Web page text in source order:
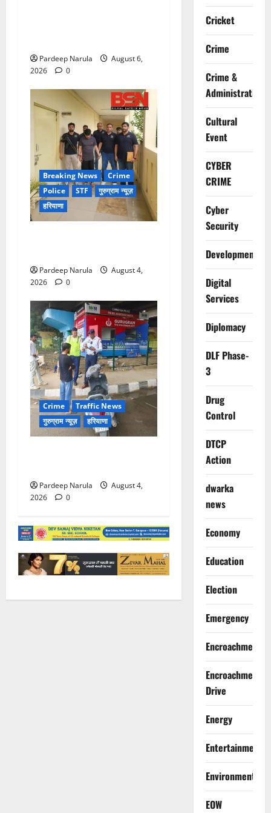
Pardeep Narula
August 6,
2026
0
Breaking News
Crime
Police
STF
गुरुग्राम न्यूज़
हरियाणा
Pardeep Narula
August 4,
2026
0
Crime
Traffic News
गुरुग्राम न्यूज़
हरियाणा
Pardeep Narula
August 4,
2026
0
Cricket
Crime
Crime &
Administration
Cultural
Event
CYBER
CRIME
Cyber
Security
Development
Digital
Services
Diplomacy
DLF Phase-
3
Drug
Control
DTCP
Action
dwarka
news
Economy
Education
Election
Emergency
Encroachment
Encroachment
Drive
Energy
Entertainment
Environment
EOW